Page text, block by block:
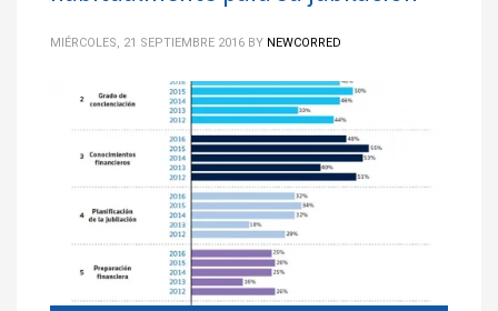
MIÉRCOLES, 21 SEPTIEMBRE 2016 BY NEWCORRED